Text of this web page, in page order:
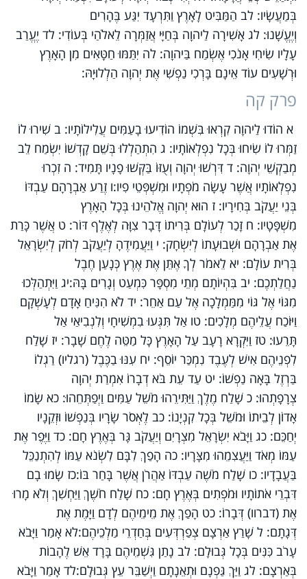
בְּמַעֲשָׂיו: לב הַמַּבִּיט לָאָרֶץ וַתִּרְעָד יִגַּע בֶּהָרִים
וְיֶעֱשָׁנוּ: לג אָשִׁירָה לַיהוָה בְּחַיָּי אֲזַמְּרָה לֵאלֹהַי בְּעוֹדִי: לד יֶעֱרַב
עָלָיו שִׂיחִי אָנֹכִי אֶשְׂמַח בַּיהוָה: לה יִתַּמּוּ חַטָּאִים מִן הָאָרֶץ
וּרְשָׁעִים עוֹד אֵינָם בָּרְכִי נַפְשִׁי אֶת יְהוָה הַלְלוּיָהּ:
פרק קה
א הוֹדוּ לַיהוָה קִרְאוּ בִּשְׁמוֹ הוֹדִיעוּ בָעַמִּים עֲלִילוֹתָיו: ב שִׁירוּ לוֹ
זַמְּרוּ לוֹ שִׂיחוּ בְּכָל נִפְלְאוֹתָיו: ג הִתְהַלְלוּ בְּשֵׁם קָדְשׁוֹ יִשְׂמַח לֵב
מְבַקְשֵׁי יְהוָה: ד דִּרְשׁוּ יְהוָה וְעֻזּוֹ בַּקְּשׁוּ פָנָיו תָּמִיד: ה זִכְרוּ
נִפְלְאוֹתָיו אֲשֶׁר עָשָׂה מֹפְתָיו וּמִשְׁפְּטֵי פִיו:ו זֶרַע אַבְרָהָם עַבְדּוֹ
בְּנֵי יַעֲקֹב בְּחִירָיו: ז הוּא יְהוָה אֱלֹהֵינוּ בְּכָל הָאָרֶץ
מִשְׁפָּטָיו: ח זָכַר לְעוֹלָם בְּרִיתוֹ דָּבָר צִוָּה לְאֶלֶף דּוֹר: ט אֲשֶׁר כָּרַת
אֶת אַבְרָהָם וּשְׁבוּעָתוֹ לְיִשְׂחָק: י וַיַּעֲמִידֶהָ לְיַעֲקֹב לְחֹק לְיִשְׂרָאֵל
בְּרִית עוֹלָם: יא לֵאמֹר לְךָ אֶתֵּן אֶת אֶרֶץ כְּנָעַן חֶבֶל
נַחֲלַתְכֶם: יב בִּהְיוֹתָם מְתֵי מִסְפָּר כִּמְעַט וְגָרִים בָּהּ:יג וַיִּתְהַלְּכוּ
מִגּוֹי אֶל גּוֹי מִמַּמְלָכָה אֶל עַם אַחֵר: יד לֹא הִנִּיחַ אָדָם לְעָשְׁקָם
וַיּוֹכַח עֲלֵיהֶם מְלָכִים: טו אַל תִּגְּעוּ בִמְשִׁיחָי וְלִנְבִיאַי אַל
תָּרֵעוּ: טז וַיִּקְרָא רָעָב עַל הָאָרֶץ כָּל מַטֵּה לֶחֶם שָׁבָר: יז שָׁלַח
לִפְנֵיהֶם אִישׁ לְעֶבֶד נִמְכַּר יוֹסֵף: יח עִנּוּ בַכֶּבֶל (רגליו) רַגְלוֹ
בַּרְזֶל בָּאָה נַפְשׁוֹ: יט עַד עֵת בֹּא דְבָרוֹ אִמְרַת יְהוָה
צְרָפָתְהוּ: כ שָׁלַח מֶלֶךְ וַיַּתִּירֵהוּ מֹשֵׁל עַמִּים וַיְפַתְּחֵהוּ: כא שָׂמוֹ
אָדוֹן לְבֵיתוֹ וּמֹשֵׁל בְּכָל קִנְיָנוֹ: כב לֶאְסֹר שָׂרָיו בְּנַפְשׁוֹ וּזְקֵנָיו
יְחַכֵּם: כג וַיָּבֹא יִשְׂרָאֵל מִצְרָיִם וְיַעֲקֹב גָּר בְּאֶרֶץ חָם: כד וַיֶּפֶר אֶת
עַמּוֹ מְאֹד וַיַּעֲצִמֵהוּ מִצָּרָיו: כה הָפַךְ לִבָּם לִשְׂנֹא עַמּוֹ לְהִתְנַכֵּל
בַּעֲבָדָיו: כו שָׁלַח מֹשֶׁה עַבְדּוֹ אַהֲרֹן אֲשֶׁר בָּחַר בּוֹ:כז שָׂמוּ בָם
דִּבְרֵי אֹתוֹתָיו וּמֹפְתִים בְּאֶרֶץ חָם: כח שָׁלַח חֹשֶׁךְ וַיַּחְשִׁךְ וְלֹא מָרוּ
אֶת (דברוו) דְּבָרוֹ: כט הָפַךְ אֶת מֵימֵיהֶם לְדָם וַיָּמֶת אֶת
דְּגָתָם: ל שָׁרַץ אַרְצָם צְפַרְדְּעִים בְּחַדְרֵי מַלְכֵיהֶם:לא אָמַר וַיָּבֹא
עָרֹב כִּנִּים בְּכָל גְּבוּלָם: לב נָתַן גִּשְׁמֵיהֶם בָּרָד אֵשׁ לֶהָבוֹת
בְּאַרְצָם: לג וַיַּךְ גַּפְנָם וּתְאֵנָתָם וַיְשַׁבֵּר עֵץ גְּבוּלָם:לד אָמַר וַיָּבֹא